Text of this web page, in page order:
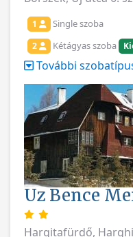
1 Single szoba
2 Kétágyas szoba
További
Uz Bence
Hargitafürdő,